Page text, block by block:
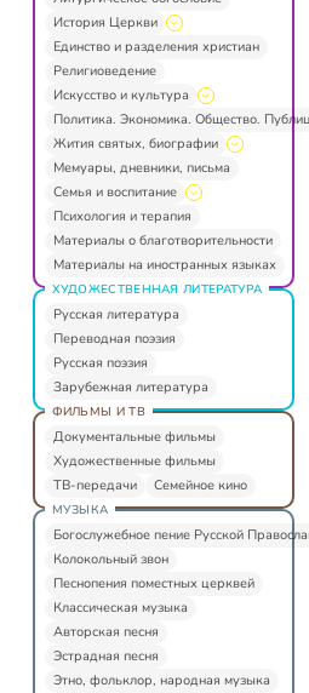
История Церкви
Единство и разделения христиан
Религиоведение
Искусство и культура
Политика. Экономика. Общество.
Жития святых, биографии
Мемуары, дневники, письма
Семья и воспитание
Психология и терапия
Материалы о благотворительности
Материалы на иностранных языках
ХУДОЖЕСТВЕННАЯ ЛИТЕРАТУРА
Русская литература
Переводная поэзия
Русская поэзия
Зарубежная литература
ФИЛЬМЫ И ТВ
Документальные фильмы
Художественные фильмы
ТВ-передачи
Семейное кино
МУЗЫКА
Богослужебное пение Русской
Колокольный звон
Песнопения поместных церквей
Классическая музыка
Авторская песня
Эстрадная песня
Этно, фольклор, народная музыка